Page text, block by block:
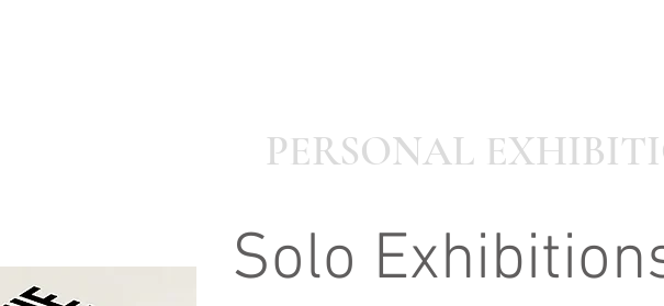
PERSONAL
Solo